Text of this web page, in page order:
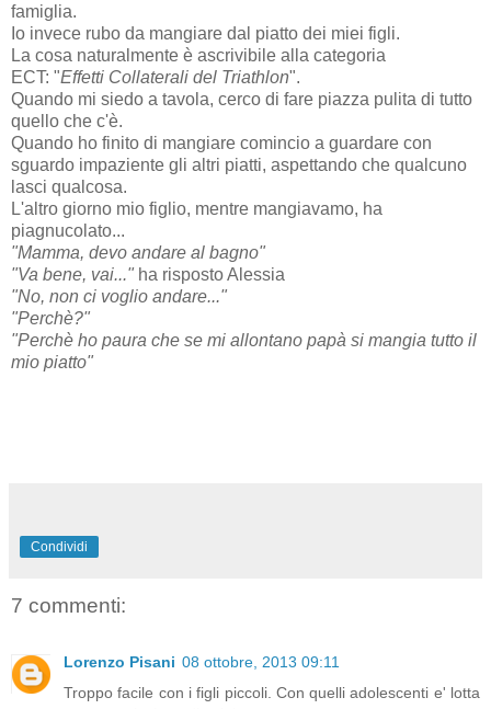
famiglia.
Io invece rubo da mangiare dal piatto dei miei figli.
La cosa naturalmente è ascrivibile alla categoria
ECT: "Effetti Collaterali del Triathlon".
Quando mi siedo a tavola, cerco di fare piazza pulita di tutto
quello che c'è.
Quando ho finito di mangiare comincio a guardare con
sguardo impaziente gli altri piatti, aspettando che qualcuno
lasci qualcosa.
L'altro giorno mio figlio, mentre mangiavamo, ha
piagnucolato...
"Mamma, devo andare al bagno"
"Va bene, vai..." ha risposto Alessia
"No, non ci voglio andare..."
"Perchè?"
"Perchè ho paura che se mi allontano papà si mangia tutto il
mio piatto"
Condividi
7 commenti:
Lorenzo Pisani 08 ottobre, 2013 09:11
Troppo facile con i figli piccoli. Con quelli adolescenti e' lotta